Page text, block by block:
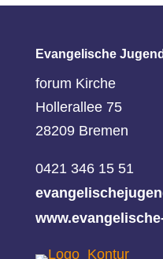
Evangelische
forum Kirche
Hollerallee 75
28209 Bremen
0421 346 15 51